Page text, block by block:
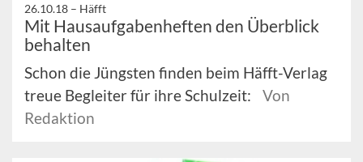
26.10.18 – Häfft
Mit Hausaufgabenheften den Überblick
behalten
Schon die Jüngsten finden beim Häfft-Verlag
treue Begleiter für ihre Schulzeit:
Von
Redaktion